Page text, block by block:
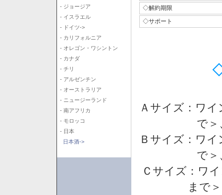
- ジョージア
- イスラエル
- ドイツ->
- カリフォルニア
- オレゴン・ワシントン
- カナダ
- チリ
- アルゼンチン
- オーストラリア
- ニュージーランド
- 南アフリカ
- モロッコ
- 日本
日本酒->
◇解約期限
◇サポート
Ａサイズ：ワ
で
Ｂサイズ：ワ
で
Ｃサイズ：ワ
まで